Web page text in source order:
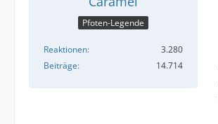
Pfoten-Legende
Reaktionen
3.280
Beiträge
14.714